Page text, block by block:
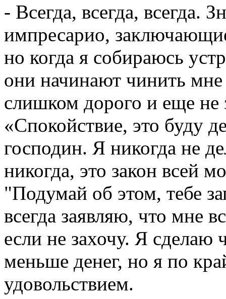
- Всегда, всегда, всегда.
импресарио,
но когда я собираюсь
они начинают чинить мне
слишком дорого и еще не
«Спокойствие, это буду
господин. Я никогда не
никогда, это закон всей
"Подумай об этом, тебе
всегда заявляю, что мне
если не захочу. Я сделаю
меньше денег, но я по
удовольствием.